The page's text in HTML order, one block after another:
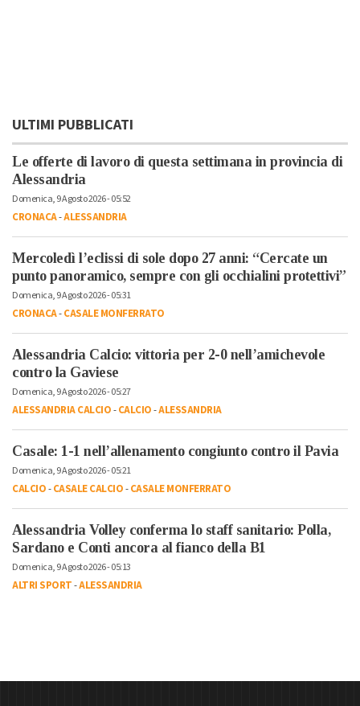
ULTIMI PUBBLICATI
Le offerte di lavoro di questa settimana in provincia di
Alessandria
Domenica, 9 Agosto 2026 - 05:52
CRONACA-ALESSANDRIA
Mercoledì l’eclissi di sole dopo 27 anni: “Cercate un
punto panoramico, sempre con gli occhialini protettivi”
Domenica, 9 Agosto 2026 - 05:31
CRONACA-CASALE MONFERRATO
Alessandria Calcio: vittoria per 2-0 nell’amichevole
contro la Gaviese
Domenica, 9 Agosto 2026 - 05:27
ALESSANDRIA CALCIO-CALCIO-ALESSANDRIA
Casale: 1-1 nell’allenamento congiunto contro il Pavia
Domenica, 9 Agosto 2026 - 05:21
CALCIO-CASALE CALCIO-CASALE MONFERRATO
Alessandria Volley conferma lo staff sanitario: Polla,
Sardano e Conti ancora al fianco della B1
Domenica, 9 Agosto 2026 - 05:13
ALTRI SPORT-ALESSANDRIA